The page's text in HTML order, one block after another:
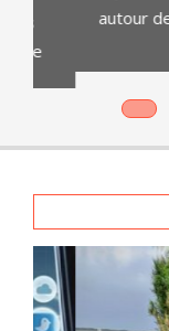
autour de la